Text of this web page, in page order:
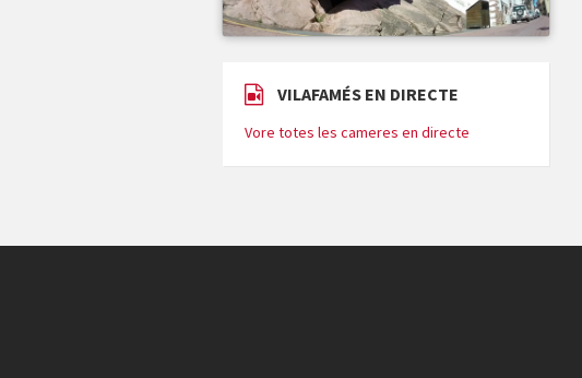
VILAFAMÉS EN DIRECTE
Vore totes les cameres en directe